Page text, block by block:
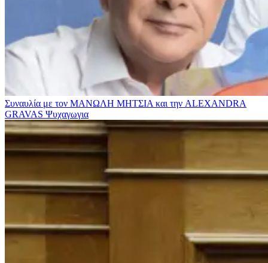
Συναυλία με τον ΜΑΝΩΛΗ ΜΗΤΣΙΑ και την ALEXANDRA
GRAVAS Ψυχαγωγια